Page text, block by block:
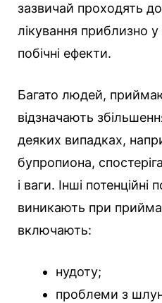
зазвичай проходять
лікування приблизно
побічні ефекти.
Багато людей,
відзначають
деяких випадках,
бупропиона,
і ваги. Інші потенційні
виникають при
включають:
нудоту;
проблеми з